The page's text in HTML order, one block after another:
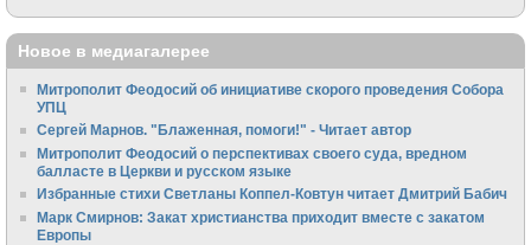
Новое в медиагалерее
Митрополит Феодосий об инициативе скорого проведения Собора
УПЦ
Сергей Марнов. "Блаженная, помоги!" - Читает автор
Митрополит Феодосий о перспективах своего суда, вредном
балласте в Церкви и русском языке
Избранные стихи Светланы Коппел-Ковтун читает Дмитрий Бабич
Марк Смирнов: Закат христианства приходит вместе с закатом
Европы